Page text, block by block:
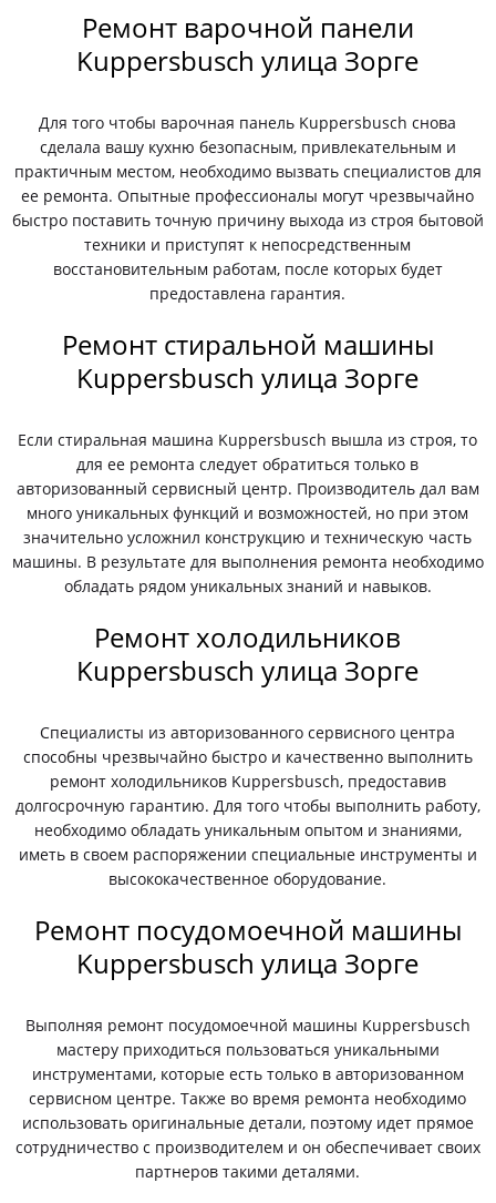
Ремонт варочной панели
Kuppersbusch улица Зорге
Для того чтобы варочная панель Kuppersbusch снова
сделала вашу кухню безопасным, привлекательным и
практичным местом, необходимо вызвать специалистов для
ее ремонта. Опытные профессионалы могут чрезвычайно
быстро поставить точную причину выхода из строя бытовой
техники и приступят к непосредственным
восстановительным работам, после которых будет
предоставлена гарантия.
Ремонт стиральной машины
Kuppersbusch улица Зорге
Если стиральная машина Kuppersbusch вышла из строя, то
для ее ремонта следует обратиться только в
авторизованный сервисный центр. Производитель дал вам
много уникальных функций и возможностей, но при этом
значительно усложнил конструкцию и техническую часть
машины. В результате для выполнения ремонта необходимо
обладать рядом уникальных знаний и навыков.
Ремонт холодильников
Kuppersbusch улица Зорге
Специалисты из авторизованного сервисного центра
способны чрезвычайно быстро и качественно выполнить
ремонт холодильников Kuppersbusch, предоставив
долгосрочную гарантию. Для того чтобы выполнить работу,
необходимо обладать уникальным опытом и знаниями,
иметь в своем распоряжении специальные инструменты и
высококачественное оборудование.
Ремонт посудомоечной машины
Kuppersbusch улица Зорге
Выполняя ремонт посудомоечной машины Kuppersbusch
мастеру приходиться пользоваться уникальными
инструментами, которые есть только в авторизованном
сервисном центре. Также во время ремонта необходимо
использовать оригинальные детали, поэтому идет прямое
сотрудничество с производителем и он обеспечивает своих
партнеров такими деталями.